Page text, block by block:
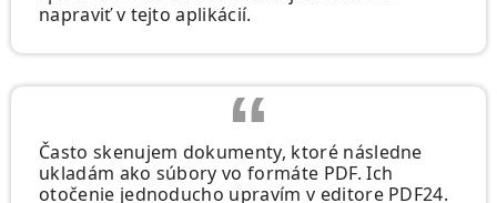
napraviť v tejto aplikácií.
Často skenujem dokumenty, ktoré následne
ukladám ako súbory vo formáte PDF. Ich
otočenie jednoducho upravím v editore PDF24.